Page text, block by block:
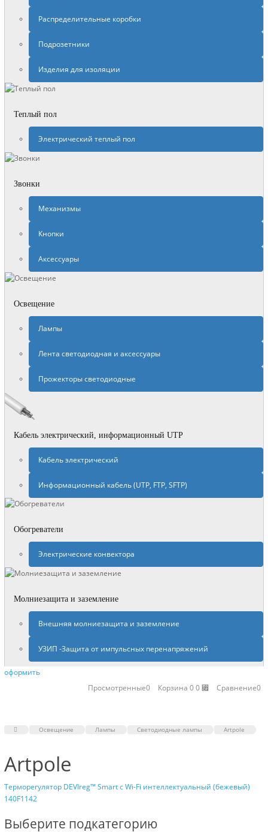
Распределительные коробки
Подрозетники
Изделия для изоляции
Теплый пол
Электрический теплый пол
Звонки
Механизмы
Кнопки
Аксессуары
Освещение
Лампы
Лента светодиодная и аксессуары
Прожекторы светодиодные
Кабель электрический, информационный UTP
Кабель электрический
Информационный кабель (UTP, FTP, SFTP)
Обогреватели
Электрические конвектора
Молниезащита и заземление
Внешняя молниезащита и заземление
УЗИП -Защита от импульсных перенапряжений
оформить
Просмотренные0 Корзина 00 ⃏ Сравнение0
Освещение Лампы Светодиодные лампы Artpole
Artpole
Терморегулятор DEVIreg™ Smart с Wi-Fi интеллектуальный (бежевый)
140F1142
Выберите подкатегорию